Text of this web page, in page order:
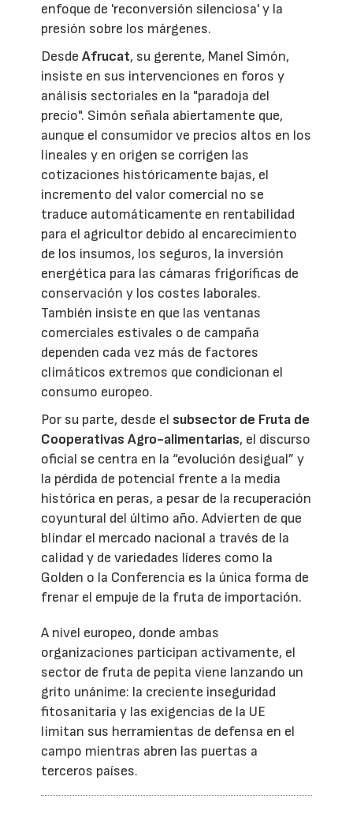
enfoque de 'reconversión silenciosa' y la
presión sobre los márgenes.
DesdeAfrucat, su gerente, Manel Simón,
insiste en sus intervenciones en foros y
análisis sectoriales en la "paradoja del
precio". Simón señala abiertamente que,
aunque el consumidor ve precios altos en los
lineales y en origen se corrigen las
cotizaciones históricamente bajas, el
incremento del valor comercial no se
traduce automáticamente en rentabilidad
para el agricultor debido al encarecimiento
de los insumos, los seguros, la inversión
energética para las cámaras frigoríficas de
conservación y los costes laborales.
También insiste en que las ventanas
comerciales estivales o de campaña
dependen cada vez más de factores
climáticos extremos que condicionan el
consumo europeo.
Por su parte, desde el subsector de Fruta de
Cooperativas Agro-alimentarias, el discurso
oficial se centra en la “evolución desigual” y
la pérdida de potencial frente a la media
histórica en peras, a pesar de la recuperación
coyuntural del último año. Advierten de que
blindar el mercado nacional a través de la
calidad y de variedades líderes como la
Golden o la Conferencia es la única forma de
frenar el empuje de la fruta de importación.
A nivel europeo, donde ambas
organizaciones participan activamente, el
sector de fruta de pepita viene lanzando un
grito unánime: la creciente inseguridad
fitosanitaria y las exigencias de la UE
limitan sus herramientas de defensa en el
campo mientras abren las puertas a
terceros países.